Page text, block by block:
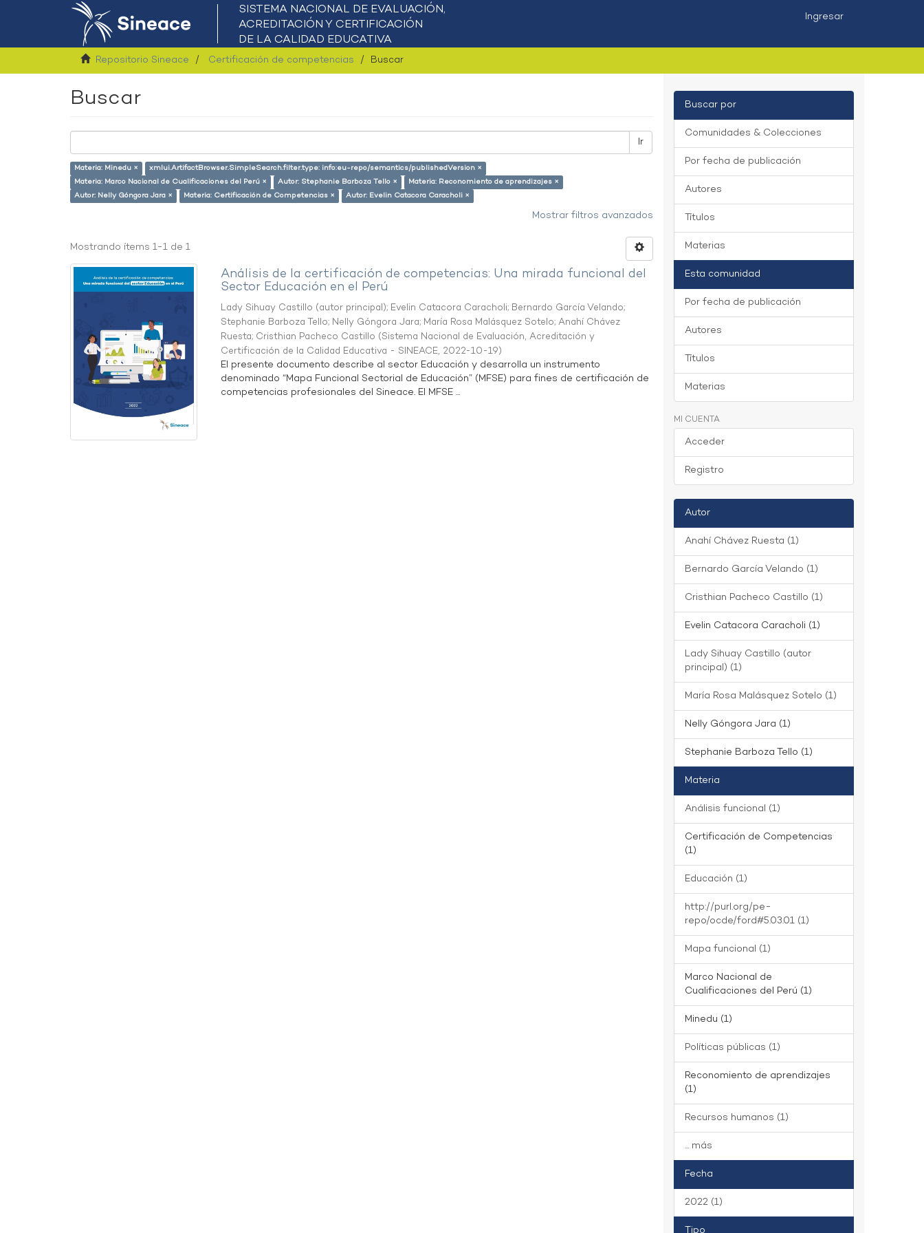
Ingresar
Repositorio Sineace Certificación de competencias Buscar
Buscar
Ir
Materia: Minedu ×
xmlui.ArtifactBrowser.SimpleSearch.filter.type: info:eu-repo/semantics/publishedVersion ×
Materia: Marco Nacional de Cualificaciones del Perú ×
Autor: Stephanie Barboza Tello ×
Materia: Reconomiento de aprendizajes ×
Autor: Nelly Góngora Jara ×
Materia: Certificación de Competencias × Autor: Evelin Catacora Caracholi ×
Mostrar filtros avanzados
Mostrando ítems 1-1 de 1
Análisis de la certificación de competencias: Una mirada funcional del
Sector Educación en el Perú
Lady Sihuay Castillo (autor principal); Evelin Catacora Caracholi; Bernardo García Velando;
Stephanie Barboza Tello; Nelly Góngora Jara; María Rosa Malásquez Sotelo;Anahí Chávez
Ruesta; Cristhian Pacheco Castillo (Sistema Nacional de Evaluación, Acreditación y
Certificación de la Calidad Educativa - SINEACE, 2022-10-19)
El presente documento describe al sector Educación y desarrolla un instrumento
denominado “Mapa Funcional Sectorial de Educación” (MFSE) para fines de certificación de
competencias profesionales del Sineace. El MFSE ...
Buscar por
Comunidades & Colecciones
Por fecha de publicación
Autores
Títulos
Materias
Esta comunidad
Por fecha de publicación
Autores
Títulos
Materias
MI CUENTA
Acceder
Registro
Autor
Anahí Chávez Ruesta (1)
Bernardo García Velando (1)
Cristhian Pacheco Castillo (1)
Evelin Catacora Caracholi (1)
Lady Sihuay Castillo (autor
principal) (1)
María Rosa Malásquez Sotelo (1)
Nelly Góngora Jara (1)
Stephanie Barboza Tello (1)
Materia
Análisis funcional (1)
Certificación de Competencias
(1)
Educación (1)
http://purl.org/pe-
repo/ocde/ford#5.03.01 (1)
Mapa funcional (1)
Marco Nacional de
Cualificaciones del Perú (1)
Minedu (1)
Políticas públicas (1)
Reconomiento de aprendizajes
(1)
Recursos humanos (1)
... más
Fecha
2022 (1)